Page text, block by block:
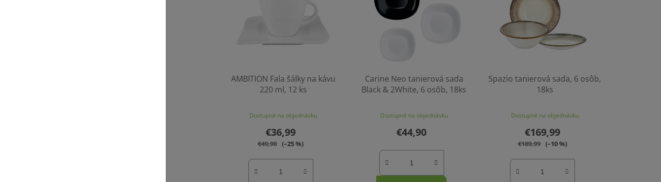
AMBITION Fala šálky na kávu
220 ml, 12 ks
Dostupné na objednávku
€36,99
€49,90 (–25 %)
Carine Neo tanierová sada
Black & 2White, 6 osôb, 18ks
Dostupné na objednávku
€44,90
Spazio tanierová sada, 6 osôb,
18ks
Dostupné na objednávku
€169,99
€189,99 (–10 %)